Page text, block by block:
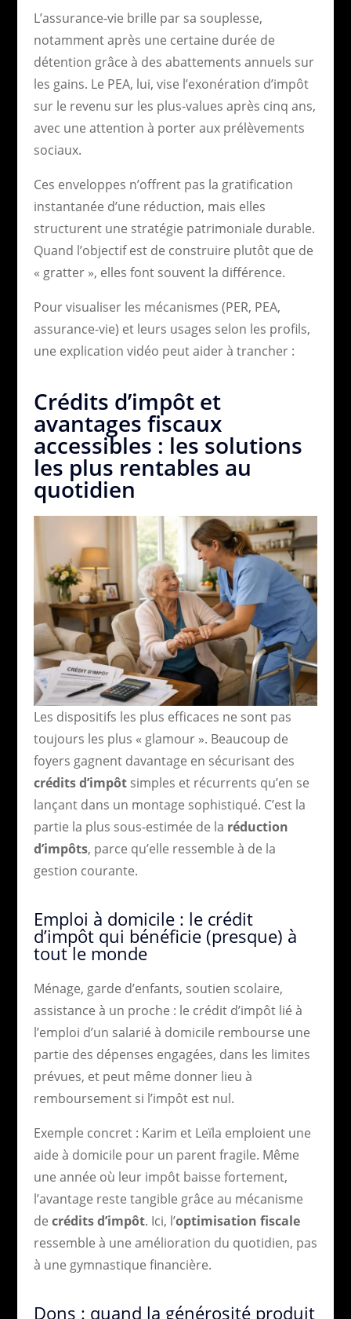
L’assurance-vie brille par sa souplesse,
notamment après une certaine durée de
détention grâce à des abattements annuels sur
les gains. Le PEA, lui, vise l’exonération d’impôt
sur le revenu sur les plus-values après cinq ans,
avec une attention à porter aux prélèvements
sociaux.
Ces enveloppes n’offrent pas la gratification
instantanée d’une réduction, mais elles
structurent une stratégie patrimoniale durable.
Quand l’objectif est de construire plutôt que de
« gratter », elles font souvent la différence.
Pour visualiser les mécanismes (PER, PEA,
assurance-vie) et leurs usages selon les profils,
une explication vidéo peut aider à trancher :
Crédits d’impôt et
avantages fiscaux
accessibles : les solutions
les plus rentables au
quotidien
Les dispositifs les plus efficaces ne sont pas
toujours les plus « glamour ». Beaucoup de
foyers gagnent davantage en sécurisant des
crédits d’impôtsimples et récurrents qu’en se
lançant dans un montage sophistiqué. C’est la
partie la plus sous-estimée de la réduction
d’impôts, parce qu’elle ressemble à de la
gestion courante.
Emploi à domicile : le crédit
d’impôt qui bénéficie (presque) à
tout le monde
Ménage, garde d’enfants, soutien scolaire,
assistance à un proche : le crédit d’impôt lié à
l’emploi d’un salarié à domicile rembourse une
partie des dépenses engagées, dans les limites
prévues, et peut même donner lieu à
remboursement si l’impôt est nul.
Exemple concret : Karim et Leïla emploient une
aide à domicile pour un parent fragile. Même
une année où leur impôt baisse fortement,
l’avantage reste tangible grâce au mécanisme
de crédits d’impôt. Ici, l’optimisation fiscale
ressemble à une amélioration du quotidien, pas
à une gymnastique financière.
Dons : quand la générosité produit